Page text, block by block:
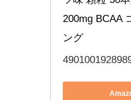
200mg BCAA
ング